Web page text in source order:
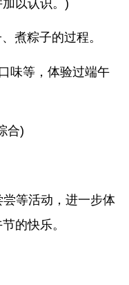
以认识。)
煮粽子的过程。
味等，体验过端午
合)
等活动，进一步体
的快乐。